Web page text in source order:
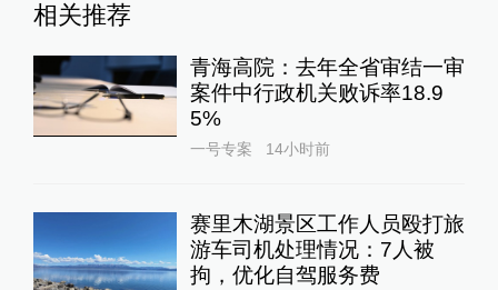
相关推荐
青海高院：去年全省审结一审
案件中行政机关败诉率18.9
5%
一号专案 14小时前
赛里木湖景区工作人员殴打旅
游车司机处理情况：7人被
拘，优化自驾服务费